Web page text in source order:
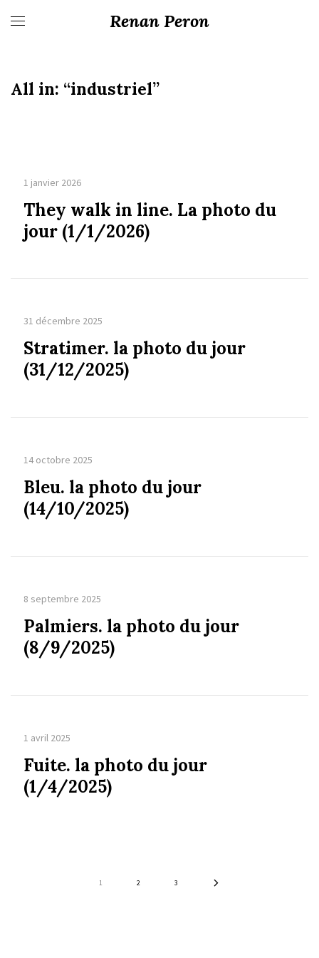
Renan Peron
All in: “industriel”
1 janvier 2026
They walk in line. La photo du
jour (1/1/2026)
31 décembre 2025
Stratimer. la photo du jour
(31/12/2025)
14 octobre 2025
Bleu. la photo du jour
(14/10/2025)
8 septembre 2025
Palmiers. la photo du jour
(8/9/2025)
1 avril 2025
Fuite. la photo du jour
(1/4/2025)
1 2 3